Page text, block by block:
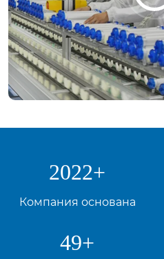
2022+
Компания основана
49+